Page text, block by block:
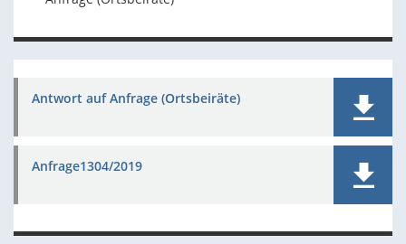
Antwort auf Anfrage (Ortsbeiräte)
Anfrage1304/2019